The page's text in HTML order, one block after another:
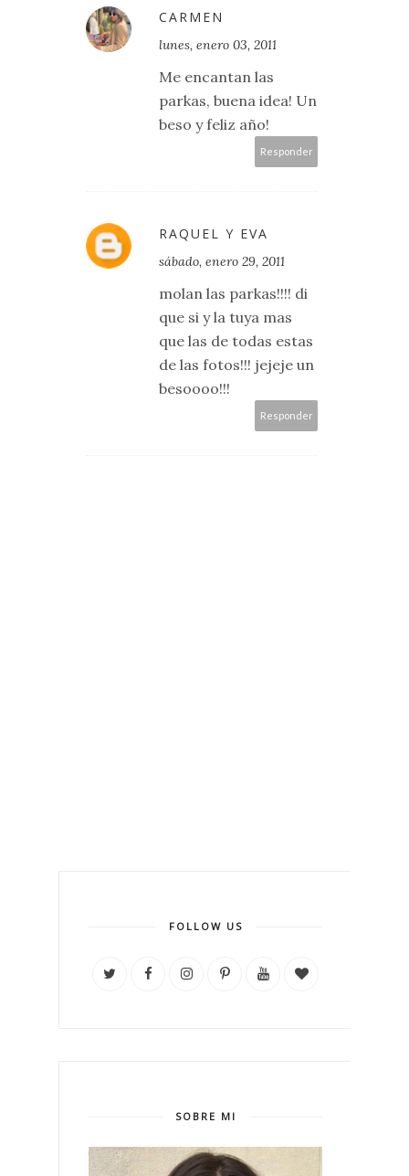
CARMEN
lunes, enero 03, 2011
Me encantan las
parkas, buena idea! Un
beso y feliz año!
Responder
RAQUEL Y EVA
sábado, enero 29, 2011
molan las parkas!!!! di
que si y la tuya mas
que las de todas estas
de las fotos!!! jejeje un
besoooo!!!
Responder
FOLLOW US
SOBRE MI